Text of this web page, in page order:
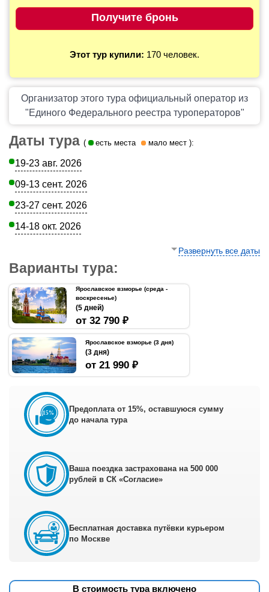
Этот тур купили: 170 человек.
Организатор этого тура официальный оператор из
"Единого Федерального реестра туроператоров"
Даты тура ( есть места мало мест ):
19-23 авг. 2026
09-13 сент. 2026
23-27 сент. 2026
14-18 окт. 2026
Развернуть все даты
Варианты тура:
Ярославское взморье (среда -
воскресенье)
(5 дней)
от 32 790 ₽
Ярославское взморье (3 дня)
(3 дня)
от 21 990 ₽
Предоплата от 15%, оставшуюся сумму
до начала тура
Ваша поездка застрахована на 500 000
рублей в СК «Согласие»
Бесплатная доставка путёвки курьером
по Москве
В стоимость тура включено